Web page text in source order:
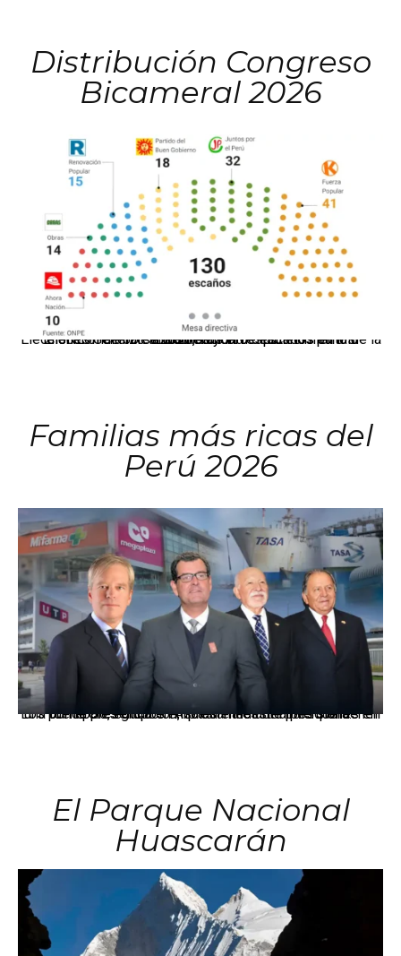
Distribución Congreso
Bicameral 2026
El JNE oficializó la distribución de escaños para la elección de 60 senadores y 130 diputados en las Elecciones Generales 2026, tras el restablecimiento de la Bicameralidad.
Familias más ricas del
Perú 2026
Los principales grupos empresariales del país mantienen una fuerte presencia en Áncash mediante inversiones en comercio, educación, salud e industria pesquera.
El Parque Nacional
Huascarán